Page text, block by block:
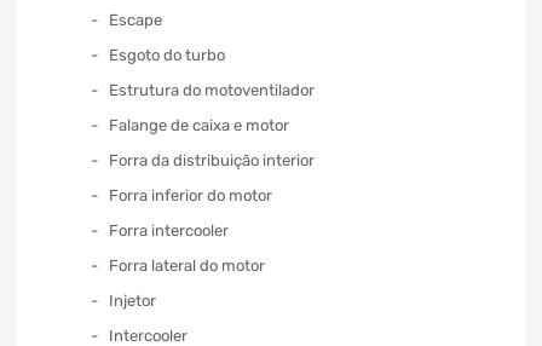
Escape
Esgoto do turbo
Estrutura do motoventilador
Falange de caixa e motor
Forra da distribuição interior
Forra inferior do motor
Forra intercooler
Forra lateral do motor
Injetor
Intercooler